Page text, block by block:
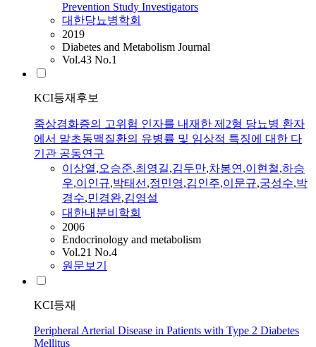
Prevention Study Investigators
대한당뇨병학회
2019
Diabetes and Metabolism Journal
Vol.43 No.1
KCI등재후보
죽상경화증의 고위험 인자를 내재한 제2형 당뇨병 환자
에서 말초동맥질환의 유병률 및 임상적 특징에 대한 다
기관 공동연구
이상열,오승준,최영길,김두만,차봉연,이현철,하승
우,이인규,박태선,정민영,김인주,이문규,궁성수,박
경수,민경완,김영설
대한내분비학회
2006
Endocrinology and metabolism
Vol.21 No.4
원문보기
KCI등재
Peripheral Arterial Disease in Patients with Type 2 Diabetes
Mellitus